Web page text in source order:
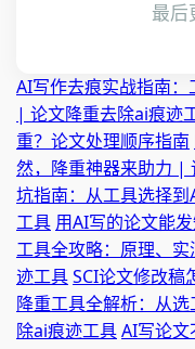
最后
AI写作去痕实战指南
| 论文降重去除ai痕迹
重？论文处理顺序指南
然，降重神器来助力 |
坑指南：从工具选择
工具 用AI写的论文能
工具全攻略：原理、
迹工具SCI论文修改稿
降重工具全解析：从
除ai痕迹工具AI写论文